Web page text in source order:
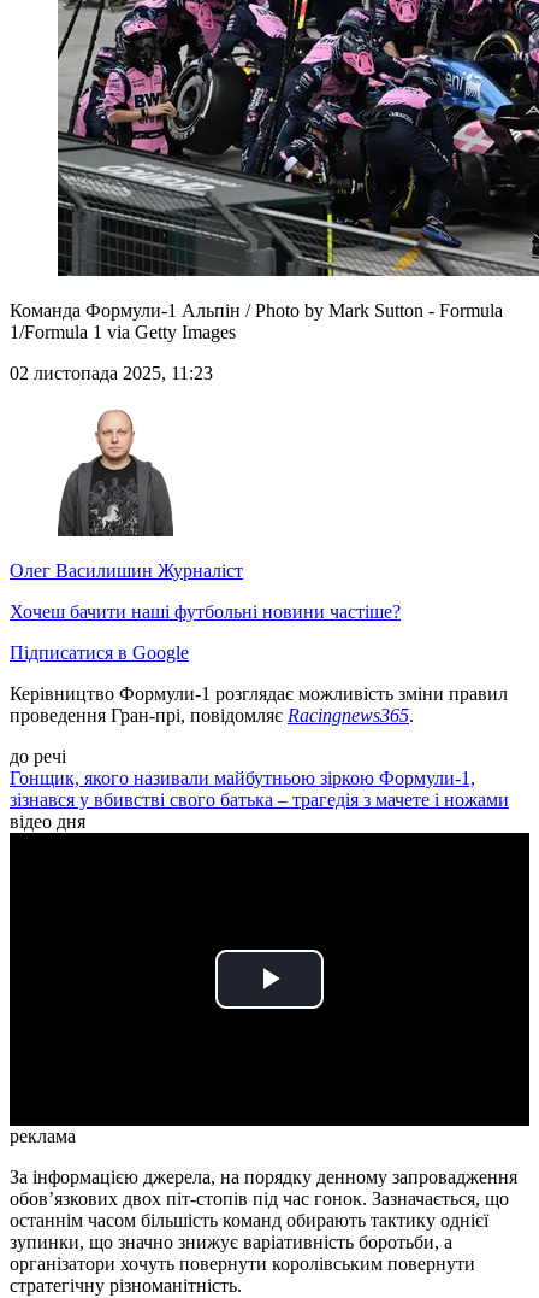
Команда Формули-1 Альпін / Photo by Mark Sutton - Formula
1/Formula 1 via Getty Images
02 листопада 2025, 11:23
Олег Василишин Журналіст
Хочеш бачити наші футбольні новини частіше?
Підписатися в Google
Керівництво Формули-1 розглядає можливість зміни правил
проведення Гран-прі, повідомляє Racingnews365.
до речі
Гонщик, якого називали майбутньою зіркою Формули-1,
зізнався у вбивстві свого батька – трагедія з мачете і ножами
відео дня
Play
реклама
За інформацією джерела, на порядку денному запровадження
обов’язкових двох піт-стопів під час гонок. Зазначається, що
останнім часом більшість команд обирають тактику однієї
зупинки, що значно знижує варіативність боротьби, а
організатори хочуть повернути королівським повернути
стратегічну різноманітність.